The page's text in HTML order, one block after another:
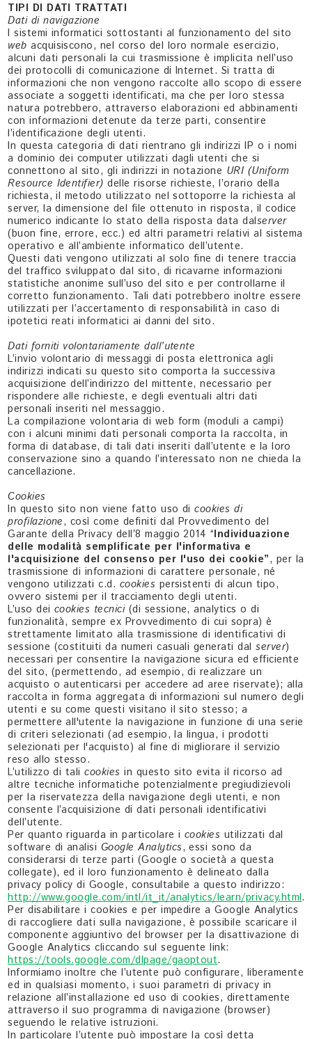
TIPI DI DATI TRATTATI
Dati di navigazione
I sistemi informatici sottostanti al funzionamento del sito
webacquisiscono, nel corso del loro normale esercizio,
alcuni dati personali la cui trasmissione è implicita nell’uso
dei protocolli di comunicazione di Internet. Si tratta di
informazioni che non vengono raccolte allo scopo di essere
associate a soggetti identificati, ma che per loro stessa
natura potrebbero, attraverso elaborazioni ed abbinamenti
con informazioni detenute da terze parti, consentire
l’identificazione degli utenti.
In questa categoria di dati rientrano gli indirizzi IP o i nomi
a dominio dei computer utilizzati dagli utenti che si
connettono al sito, gli indirizzi in notazione URI (Uniform
Resource Identifier)delle risorse richieste, l’orario della
richiesta, il metodo utilizzato nel sottoporre la richiesta al
server, la dimensione del file ottenuto in risposta, il codice
numerico indicante lo stato della risposta data dalserver
(buon fine, errore, ecc.) ed altri parametri relativi al sistema
operativo e all’ambiente informatico dell’utente.
Questi dati vengono utilizzati al solo fine di tenere traccia
del traffico sviluppato dal sito, di ricavarne informazioni
statistiche anonime sull’uso del sito e per controllarne il
corretto funzionamento. Tali dati potrebbero inoltre essere
utilizzati per l’accertamento di responsabilità in caso di
ipotetici reati informatici ai danni del sito.
Dati forniti volontariamente dall’utente
L’invio volontario di messaggi di posta elettronica agli
indirizzi indicati su questo sito comporta la successiva
acquisizione dell’indirizzo del mittente, necessario per
rispondere alle richieste, e degli eventuali altri dati
personali inseriti nel messaggio.
La compilazione volontaria di web form (moduli a campi)
con i alcuni minimi dati personali comporta la raccolta, in
forma di database, di tali dati inseriti dall’utente e la loro
conservazione sino a quando l’interessato non ne chieda la
cancellazione.
Cookies
In questo sito non viene fatto uso dicookies di
profilazione, così come definiti dal Provvedimento del
Garante della Privacy dell’8 maggio 2014 “Individuazione
delle modalità semplificate per l'informativa e
l'acquisizione del consenso per l'uso dei cookie”, per la
trasmissione di informazioni di carattere personale, né
vengono utilizzati c.d. cookies persistenti di alcun tipo,
ovvero sistemi per il tracciamento degli utenti.
L’uso deicookies tecnici (di sessione, analytics o di
funzionalità, sempre ex Provvedimento di cui sopra) è
strettamente limitato alla trasmissione di identificativi di
sessione (costituiti da numeri casuali generati dalserver)
necessari per consentire la navigazione sicura ed efficiente
del sito, (permettendo, ad esempio, di realizzare un
acquisto o autenticarsi per accedere ad aree riservate); alla
raccolta in forma aggregata di informazioni sul numero degli
utenti e su come questi visitano il sito stesso; a
permettere all'utente la navigazione in funzione di una serie
di criteri selezionati (ad esempio, la lingua, i prodotti
selezionati per l'acquisto) al fine di migliorare il servizio
reso allo stesso.
L’utilizzo di talicookiesin questo sito evita il ricorso ad
altre tecniche informatiche potenzialmente pregiudizievoli
per la riservatezza della navigazione degli utenti, e non
consente l’acquisizione di dati personali identificativi
dell’utente.
Per quanto riguarda in particolare i cookies utilizzati dal
software di analisi Google Analytics, essi sono da
considerarsi di terze parti (Google o società a questa
collegate), ed il loro funzionamento è delineato dalla
privacy policy di Google, consultabile a questo indirizzo:
http://www.google.com/intl/it_it/analytics/learn/privacy.html.
Per disabilitare i cookies e per impedire a Google Analytics
di raccogliere dati sulla navigazione, è possibile scaricare il
componente aggiuntivo del browser per la disattivazione di
Google Analytics cliccando sul seguente link:
https://tools.google.com/dlpage/gaoptout.
Informiamo inoltre che l’utente può configurare, liberamente
ed in qualsiasi momento, i suoi parametri di privacy in
relazione all’installazione ed uso di cookies, direttamente
attraverso il suo programma di navigazione (browser)
seguendo le relative istruzioni.
In particolare l’utente può impostare la così detta